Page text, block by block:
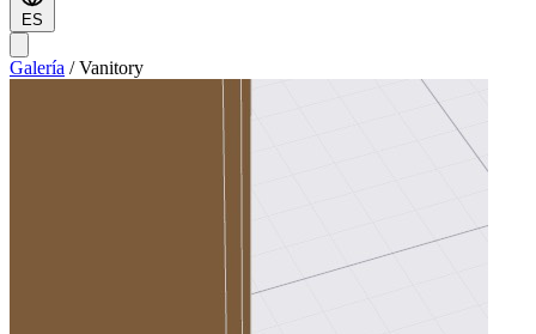
ES
Galería / Vanitory